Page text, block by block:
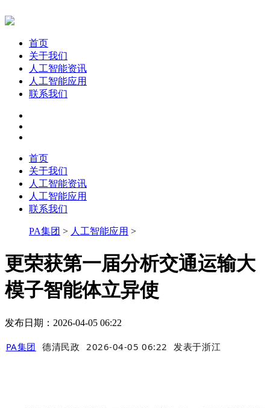
首页
关于我们
人工智能资讯
人工智能应用
联系我们
首页
关于我们
人工智能资讯
人工智能应用
联系我们
PA集团 > 人工智能应用 >
更荣获第一届分析交通运输大
模子智能体立异使
发布日期：2026-04-05 06:22
PA集团 德清民政 2026-04-05 06:22 发表于浙江